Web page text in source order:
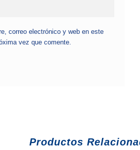
correo electrónico y web en este
vez que comente.
Productos